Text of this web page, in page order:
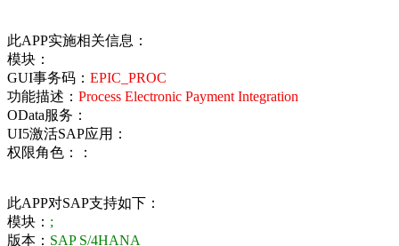
此APP实施相关信息：
模块：
GUI事务码： EPIC_PROC
功能描述： Process Electronic Payment Integration
OData服务：
UI5激活SAP应用：
权限角色：：
此APP对SAP支持如下：
模块： ;
版本： SAP S/4HANA